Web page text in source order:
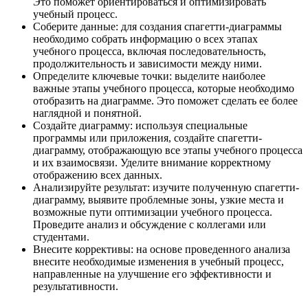
учебный процесс.
Соберите данные: для создания спагетти-диаграммы
необходимо собрать информацию о всех этапах
учебного процесса, включая последовательность,
продолжительность и зависимости между ними.
Определите ключевые точки: выделите наиболее
важные этапы учебного процесса, которые необходимо
отобразить на диаграмме. Это поможет сделать ее более
наглядной и понятной.
Создайте диаграмму: используя специальные
программы или приложения, создайте спагетти-
диаграмму, отображающую все этапы учебного процесса
и их взаимосвязи. Уделите внимание корректному
отображению всех данных.
Анализируйте результат: изучите полученную спагетти-
диаграмму, выявите проблемные зоны, узкие места и
возможные пути оптимизации учебного процесса.
Проведите анализ и обсуждение с коллегами или
студентами.
Внесите коррективы: на основе проведенного анализа
внесите необходимые изменения в учебный процесс,
направленные на улучшение его эффективности и
результативности.